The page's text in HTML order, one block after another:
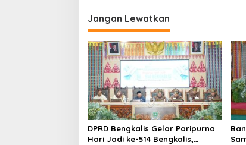
i
g
a
s
i
p
o
s
Jangan Lewatkan
DPRD Bengkalis Gelar Paripurna
Hari Jadi ke-514 Bengkalis,